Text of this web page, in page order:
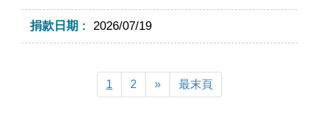
2026/07/19
1 2 »Next最末頁last